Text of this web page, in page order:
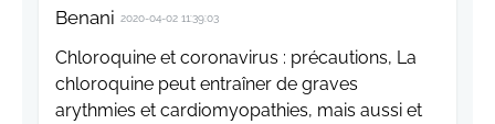
Benani 2020-04-02 11:39:03
Chloroquine et coronavirus : précautions, La
chloroquine peut entraîner de graves
arythmies et cardiomyopathies, mais aussi et